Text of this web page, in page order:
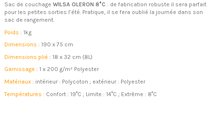
Sac de couchage WILSA OLERON 8°C : de fabrication robuste il sera parfait
pour les petites sorties l’été. Pratique, il se fera oublié la journée dans son
sac de rangement.
Poids : 1kg
Dimensions : 190 x 75 cm
Dimensions plié : 18 x 32 cm (8L)
Garnissage : 1 x 200 g/m² Polyester
Matériaux : intérieur : Polycoton ; extérieur : Polyester
Températures : Confort : 19°C ; Limite : 14°C ; Extrême : 8°C